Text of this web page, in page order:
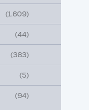
(1.609)
(44)
(383)
(5)
(94)